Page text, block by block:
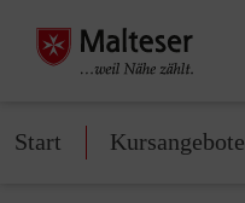
Start Kursangebote